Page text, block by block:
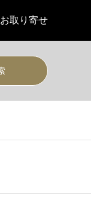
お取り寄せ